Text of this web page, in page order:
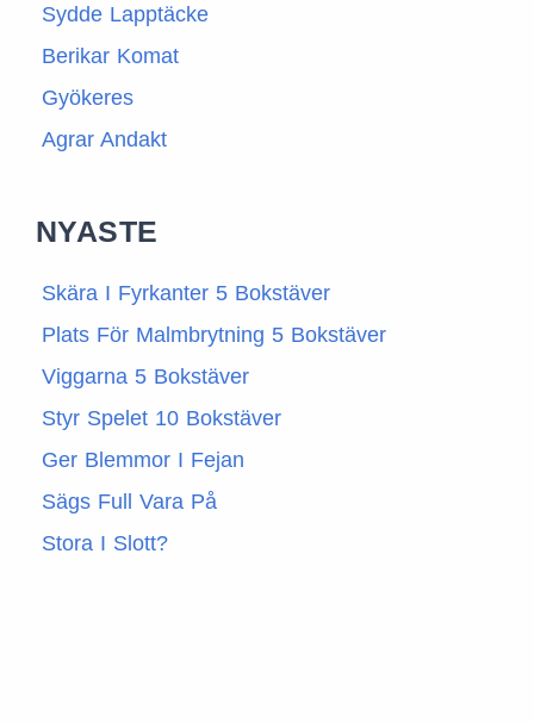
Sydde Lapptäcke
Berikar Komat
Gyökeres
Agrar Andakt
NYASTE
Skära I Fyrkanter 5 Bokstäver
Plats För Malmbrytning 5 Bokstäver
Viggarna 5 Bokstäver
Styr Spelet 10 Bokstäver
Ger Blemmor I Fejan
Sägs Full Vara På
Stora I Slott?